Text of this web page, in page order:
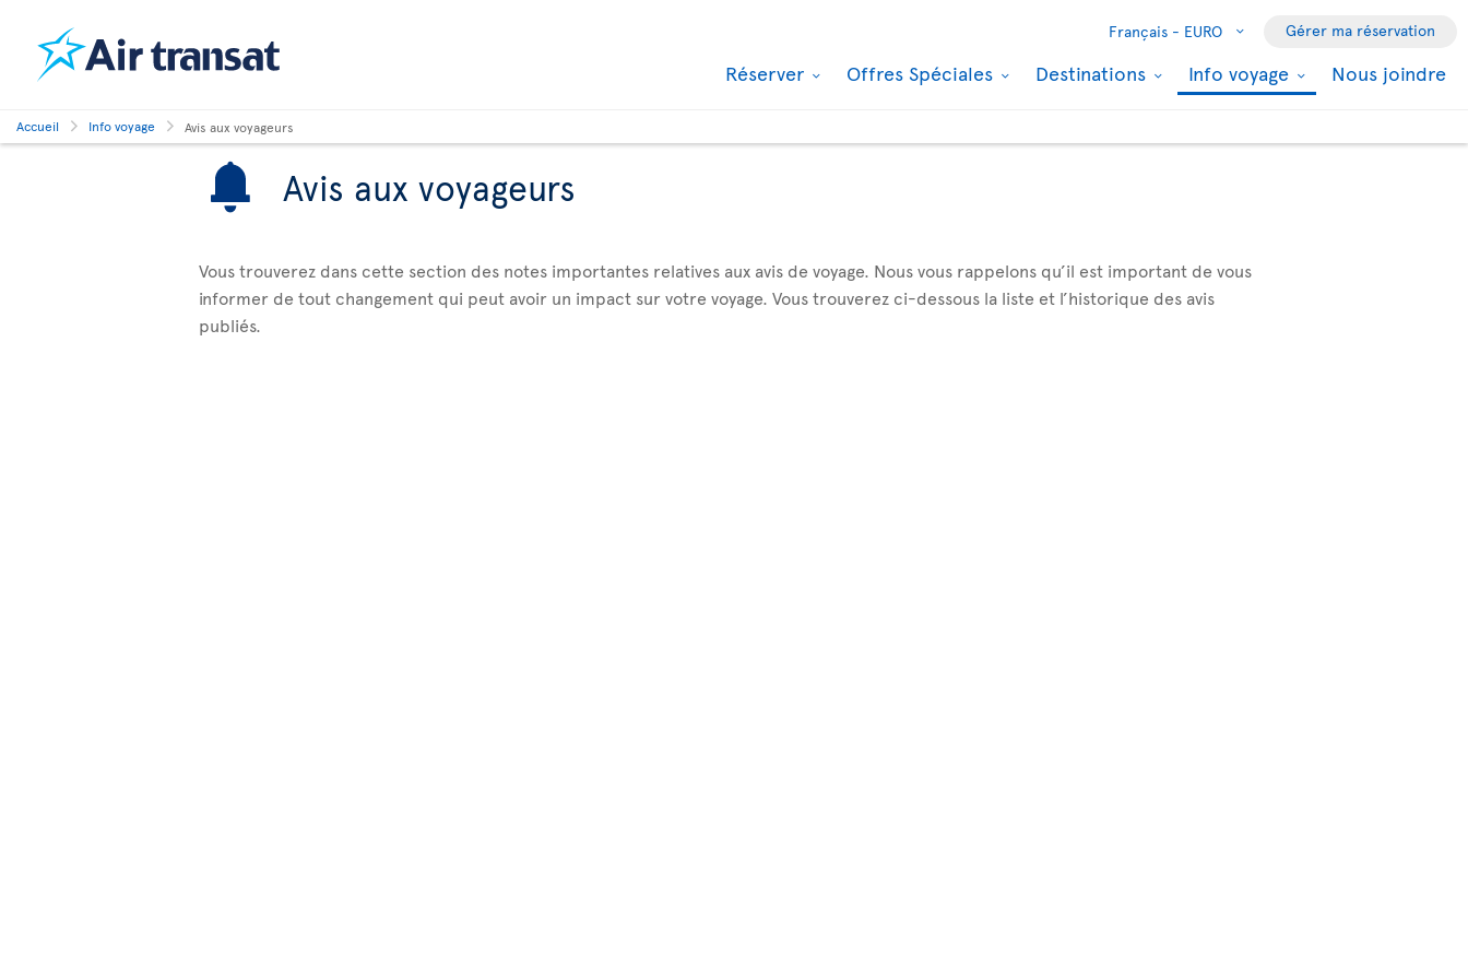
Français - EURO Gérer ma réservation
Réserver Offres Spéciales Destinations Info voyage Nous joindre
Accueil Info voyage Avis aux voyageurs
Avis aux voyageurs
Vous trouverez dans cette section des notes importantes relatives aux avis de voyage. Nous vous rappelons qu’il est important de vous
informer de tout changement qui peut avoir un impact sur votre voyage. Vous trouverez ci-dessous la liste et l’historique des avis
publiés.